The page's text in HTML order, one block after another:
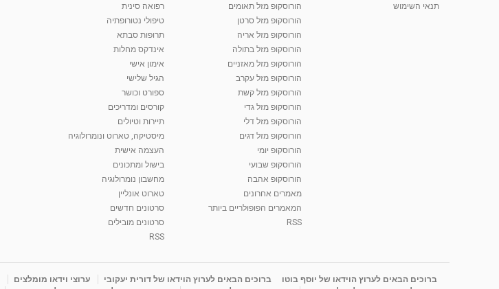
תנאי השימוש
הורוסקופ מזל תאומים
הורוסקופ מזל סרטן
הורוסקופ מזל אריה
הורוסקופ מזל בתולה
הורוסקופ מזל מאזניים
הורוסקופ מזל עקרב
הורוסקופ מזל קשת
הורוסקופ מזל גדי
הורוסקופ מזל דלי
הורוסקופ מזל דגים
הורוסקופ יומי
הורוסקופ שבועי
הורוסקופ אהבה
מאמרים אחרונים
המאמרים הפופולריים ביותר
RSS
רפואה סינית
טיפולי נטורופתיה
תרופות סבתא
אינדקס מחלות
אימון אישי
הגיל שלישי
ספורט וכושר
קורסים ומדריכים
תיירות וטיולים
מיסטיקה, טארוט ונומרולוגיה
העצמה אישית
בישול ומתכונים
מחשבון נומרולוגיה
טארוט אונליין
סרטונים חדשים
סרטונים מובילים
RSS
ברוכים הבאים לערוץ הוידאו של יוסף בוטו ברוכים הבאים לערוץ הוידאו של דורית יעקובי ערוצי וידאו מומלצים